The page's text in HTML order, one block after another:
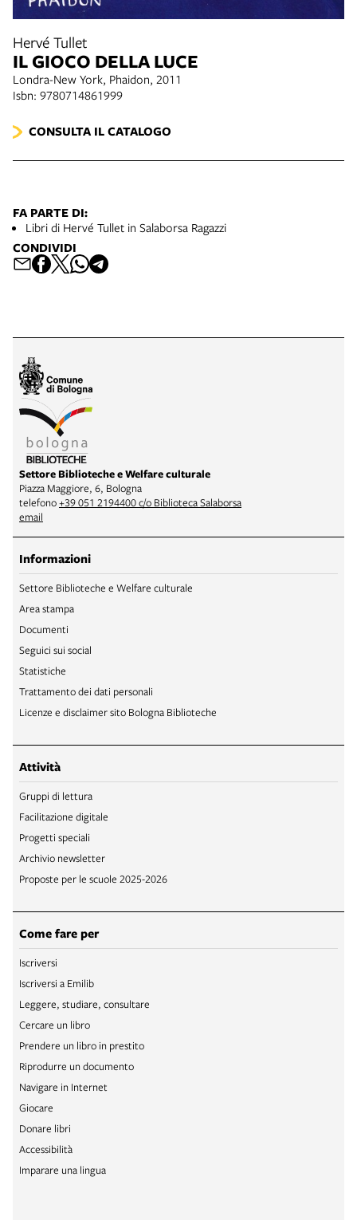
Hervé Tullet
IL GIOCO DELLA LUCE
Londra-New York, Phaidon, 2011
Isbn: 9780714861999
CONSULTA IL CATALOGO
FA PARTE DI:
Libri di Hervé Tullet in Salaborsa Ragazzi
CONDIVIDI
Settore Biblioteche e Welfare culturale
Piazza Maggiore, 6, Bologna
telefono+39 051 2194400 c/o Biblioteca Salaborsa
email
Informazioni
Settore Biblioteche e Welfare culturale
Area stampa
Documenti
Seguici sui social
Statistiche
Trattamento dei dati personali
Licenze e disclaimer sito Bologna Biblioteche
Attività
Gruppi di lettura
Facilitazione digitale
Progetti speciali
Archivio newsletter
Proposte per le scuole 2025-2026
Come fare per
Iscriversi
Iscriversi a Emilib
Leggere, studiare, consultare
Cercare un libro
Prendere un libro in prestito
Riprodurre un documento
Navigare in Internet
Giocare
Donare libri
Accessibilità
Imparare una lingua